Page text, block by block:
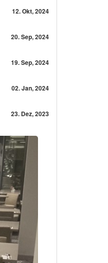
12. Okt, 2024
20. Sep, 2024
19. Sep, 2024
02. Jan, 2024
23. Dez, 2023